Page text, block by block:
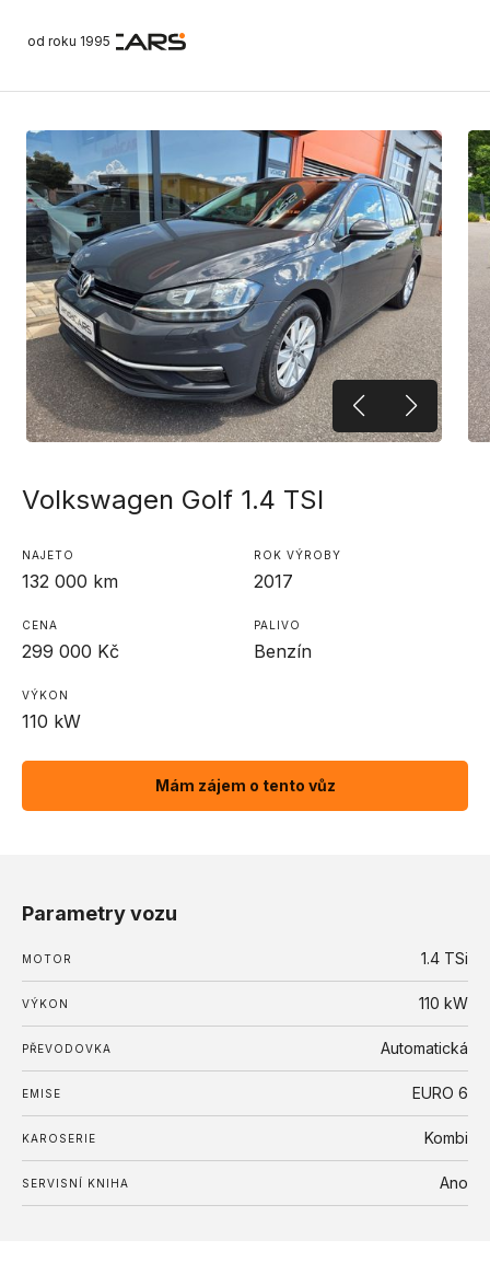
od roku 1995
Volkswagen Golf 1.4 TSI
NAJETO
132 000 km
ROK VÝROBY
2017
CENA
299 000 Kč
PALIVO
Benzín
VÝKON
110 kW
Mám zájem o tento vůz
Parametry vozu
MOTOR 1.4 TSi
VÝKON 110 kW
PŘEVODOVKA Automatická
EMISE EURO 6
KAROSERIE Kombi
SERVISNÍ KNIHA Ano